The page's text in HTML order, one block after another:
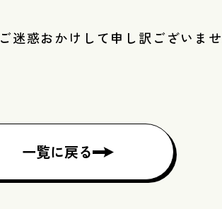
ご迷惑おかけして申し訳ございま
一覧に戻る